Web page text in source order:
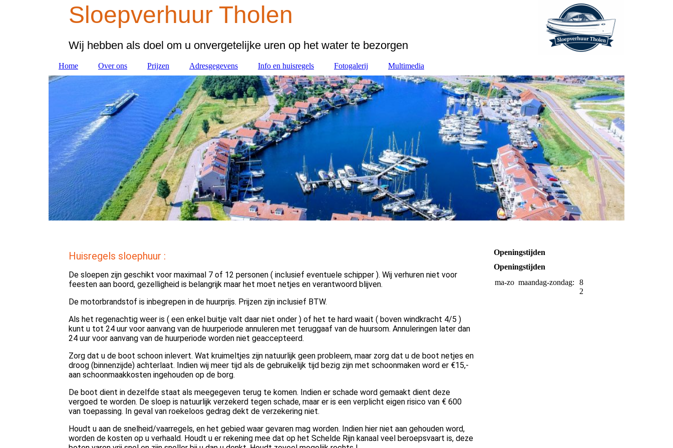
Sloepverhuur Tholen
Wij hebben als doel om u onvergetelijke uren op het water te bezorgen
Home Over ons Prijzen Adresgegevens Info en huisregels Fotogalerij Multimedia
Huisregels sloephuur :
De sloepen zijn geschikt voor maximaal 7 of 12 personen ( inclusief eventuele schipper ). Wij verhuren niet voor
feesten aan boord, gezelligheid is belangrijk maar het moet netjes en verantwoord blijven.
De motorbrandstof is inbegrepen in de huurprijs. Prijzen zijn inclusief BTW.
Als het regenachtig weer is ( een enkel buitje valt daar niet onder ) of het te hard waait ( boven windkracht 4/5 )
kunt u tot 24 uur voor aanvang van de huurperiode annuleren met teruggaaf van de huursom. Annuleringen later dan
24 uur voor aanvang van de huurperiode worden niet geaccepteerd.
Zorg dat u de boot schoon inlevert. Wat kruimeltjes zijn natuurlijk geen probleem, maar zorg dat u de boot netjes en
droog (binnenzijde) achterlaat. Indien wij meer tijd als de gebruikelijk tijd bezig zijn met schoonmaken word er €15,-
aan schoonmaakkosten ingehouden op de borg.
De boot dient in dezelfde staat als meegegeven terug te komen. Indien er schade word gemaakt dient deze
vergoed te worden. De sloep is natuurlijk verzekerd tegen schade, maar er is een verplicht eigen risico van € 600
van toepassing. In geval van roekeloos gedrag dekt de verzekering niet.
Houdt u aan de snelheid/vaarregels, en het gebied waar gevaren mag worden. Indien hier niet aan gehouden word,
worden de kosten op u verhaald. Houdt u er rekening mee dat op het Schelde Rijn kanaal veel beroepsvaart is, deze
Openingstijden
Openingstijden
ma-zo maandag-zondag:
8:30-
21:00